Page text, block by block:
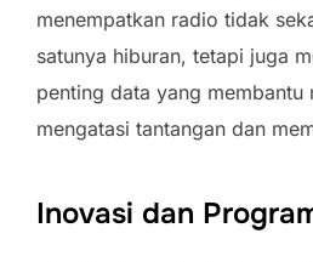
menempatkan radio tidak
satunya hiburan, tetapi juga
penting data yang membantu
mengatasi tantangan dan
Inovasi dan